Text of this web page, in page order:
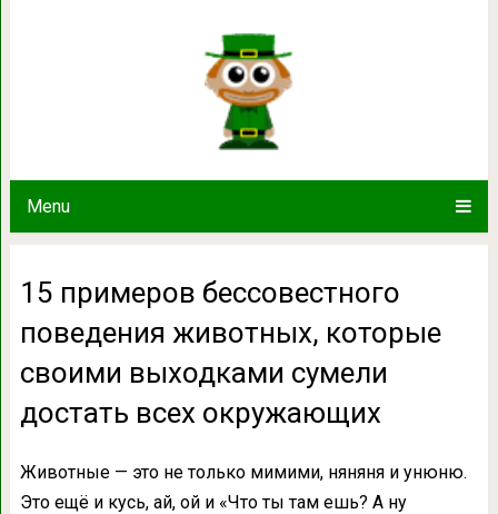
Menu
15 примеров бессовестного
выходками сумели
15 примеров бессовестного
поведения животных, которые
своими выходками сумели
достать всех окружающих
Животные — это не только мимими, няняня и унюню.
Это ещё и кусь, ай, ой и «Что ты там ешь? А ну